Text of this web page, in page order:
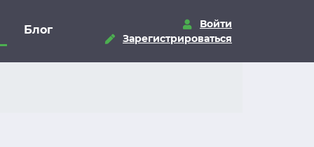
Блог
Войти
Зарегистрироваться